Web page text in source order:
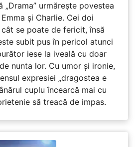
„Drama” urmărește povestea
și Charlie. Cei doi
se poate de fericit, însă
subit pus în pericol atunci
iese la iveală cu doar
nunta lor. Cu umor și ironie,
expresiei „dragostea e
cuplu încearcă mai cu
să treacă de impas.